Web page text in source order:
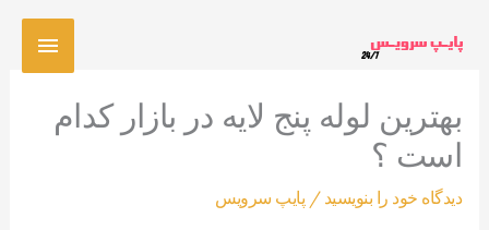
بهترین لوله پنج لایه در بازار کدام
است ؟
دیدگاه‌ خود را بنویسید / پایپ سرویس